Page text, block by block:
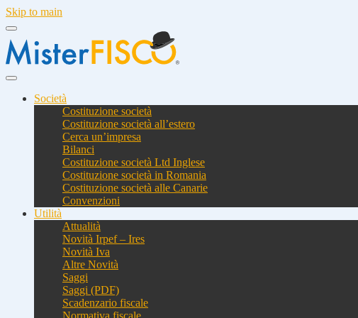
Skip to main
Società
Costituzione società
Costituzione società all’estero
Cerca un’impresa
Bilanci
Costituzione società Ltd Inglese
Costituzione società in Romania
Costituzione società alle Canarie
Convenzioni
Utilità
Attualità
Novità Irpef – Ires
Novità Iva
Altre Novità
Saggi
Saggi (PDF)
Scadenzario fiscale
Normativa fiscale